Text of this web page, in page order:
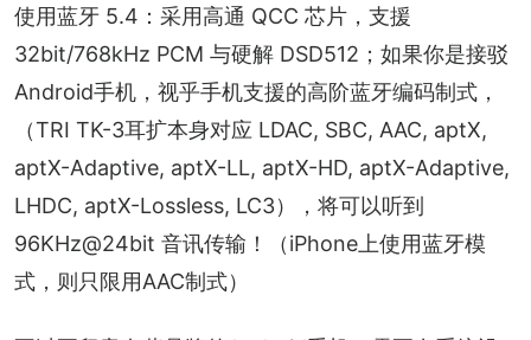
使用蓝牙 5.4：采用高通 QCC 芯片，支援
32bit/768kHz PCM 与硬解 DSD512；如果你是接驳
Android手机，视乎手机支援的高阶蓝牙编码制式，
（TRI TK-3耳扩本身对应 LDAC, SBC, AAC, aptX,
aptX-Adaptive, aptX-LL, aptX-HD, aptX-Adaptive,
LHDC, aptX-Lossless, LC3），将可以听到
96KHz@24bit 音讯传输！（iPhone上使用蓝牙模
式，则只限用AAC制式）